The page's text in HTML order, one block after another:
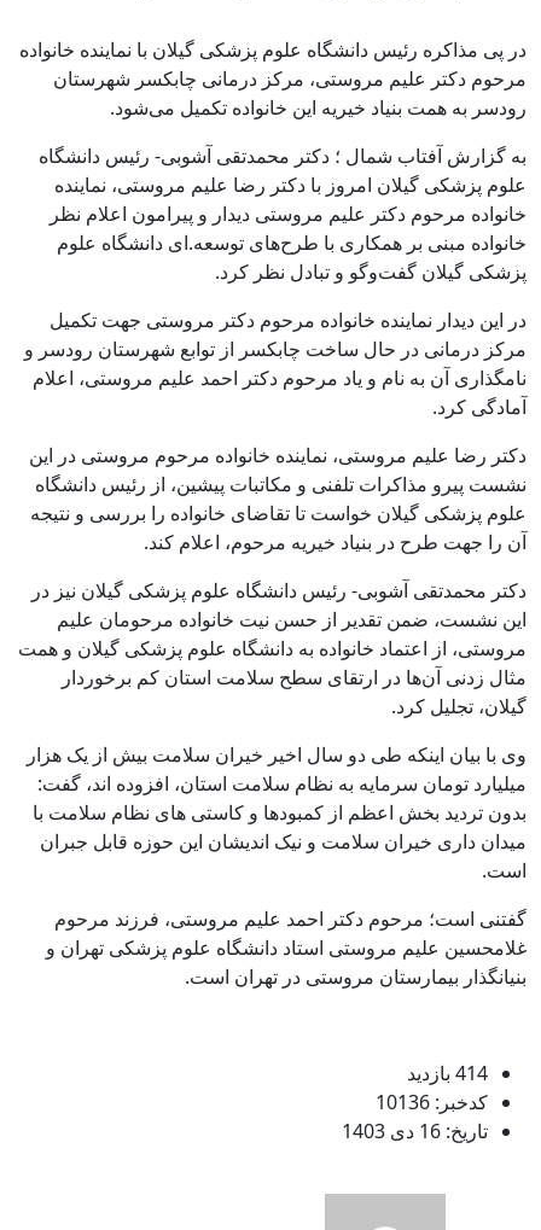
در پی مذاکره رئیس دانشگاه علوم پزشکی گیلان با نماینده خانواده
مرحوم دکتر علیم مروستی، مرکز درمانی چابکسر شهرستان
رودسر به همت بنیاد خیریه این خانواده تکمیل می‌شود.
به گزارش آفتاب شمال ؛ دکتر محمدتقی آشوبی- رئیس دانشگاه
علوم پزشکی گیلان امروز با دکتر رضا علیم مروستی، نماینده
خانواده مرحوم دکتر علیم مروستی دیدار و پیرامون اعلام نظر
خانواده مبنی بر همکاری با طرح‌های توسعه.ای دانشگاه علوم
پزشکی گیلان گفت‌وگو و تبادل نظر کرد.
در این دیدار نماینده خانواده مرحوم دکتر مروستی جهت تکمیل
مرکز درمانی در حال ساخت چابکسر از توابع شهرستان رودسر و
نامگذاری آن به نام و یاد مرحوم دکتر احمد علیم مروستی، اعلام
آمادگی کرد.
دکتر رضا علیم مروستی، نماینده خانواده مرحوم مروستی در این
نشست پیرو مذاکرات تلفنی و مکاتبات پیشین، از رئیس دانشگاه
علوم پزشکی گیلان خواست تا تقاضای خانواده را بررسی و نتیجه
آن را جهت طرح در بنیاد خیریه مرحوم، اعلام کند.
دکتر محمدتقی آشوبی- رئیس دانشگاه علوم پزشکی گیلان نیز در
این نشست، ضمن تقدیر از حسن نیت خانواده مرحومان علیم
مروستی، از اعتماد خانواده به دانشگاه علوم پزشکی گیلان و همت
مثال زدنی آن‌ها در ارتقای سطح سلامت استان کم برخوردار
گیلان، تجلیل کرد.
وی با بیان اینکه طی دو سال اخیر خیران سلامت بیش از یک هزار
میلیارد تومان سرمایه به نظام سلامت استان، افزوده اند، گفت:
بدون تردید بخش اعظم از کمبودها و کاستی های نظام سلامت با
میدان داری خیران سلامت و نیک اندیشان این حوزه قابل جبران
است.
گفتنی است؛ مرحوم دکتر احمد علیم مروستی، فرزند مرحوم
غلامحسین علیم مروستی استاد دانشگاه علوم پزشکی تهران و
بنیانگذار بیمارستان مروستی در تهران است.
414 بازدید
کدخبر: 10136
تاریخ: 16 دی 1403